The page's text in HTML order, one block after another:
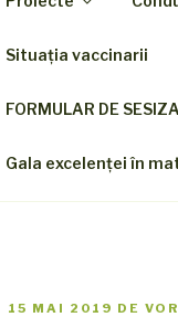
Situația vaccinarii
FORMULAR DE
Gala excelenței în
PUBLICAT
15 MAI 2019 DE